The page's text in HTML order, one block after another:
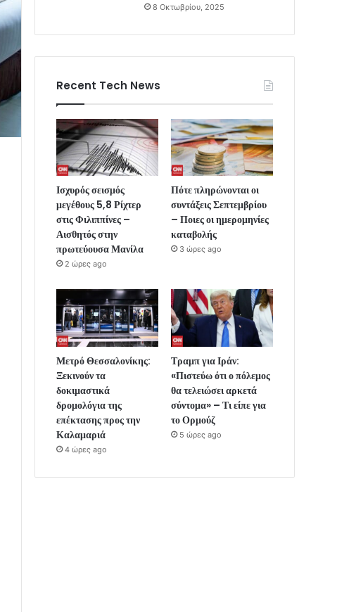
8 Οκτωβρίου, 2025
Recent Tech News
Ισχυρός σεισμός
μεγέθους 5,8 Ρίχτερ
στις Φιλιππίνες –
Αισθητός στην
πρωτεύουσα Μανίλα
2 ώρες ago
Πότε πληρώνονται οι
συντάξεις Σεπτεμβρίου
– Ποιες οι ημερομηνίες
καταβολής
3 ώρες ago
Μετρό Θεσσαλονίκης:
Ξεκινούν τα
δοκιμαστικά
δρομολόγια της
επέκτασης προς την
Καλαμαριά
4 ώρες ago
Τραμπ για Ιράν:
«Πιστεύω ότι ο πόλεμος
θα τελειώσει αρκετά
σύντομα» – Τι είπε για
το Ορμούζ
5 ώρες ago